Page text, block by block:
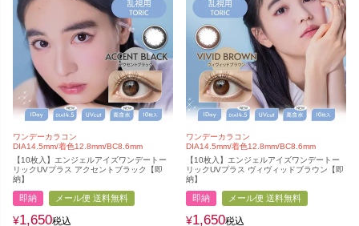
ワンデーカラコン
DIA14.5mm/着色12.8mm/BC8.6mm
【10枚入】エンジェルアイズワンデートー
リックUVプラス アクセントブラック【即
納】
即納 メール便 送料無料
¥1,650税込
ワンデーカラコン
DIA14.5mm/着色12.8mm/BC8.6mm
【10枚入】エンジェルアイズワンデートー
リックUVプラス ヴィヴィッドブラウン【即
納】
即納 メール便 送料無料
¥1,650税込